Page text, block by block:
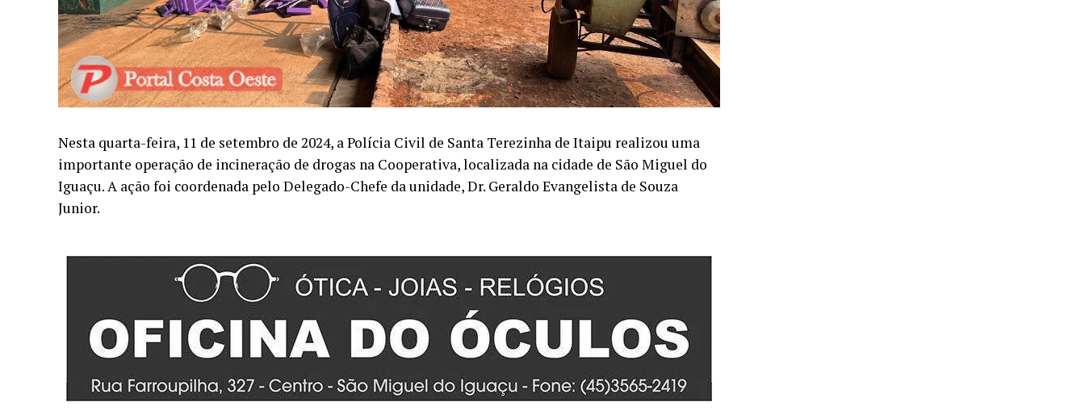
Nesta quarta-feira, 11 de setembro de 2024, a Polícia Civil de Santa Terezinha de Itaipu realizou uma
importante operação de incineração de drogas na Cooperativa, localizada na cidade de São Miguel do
Iguaçu. A ação foi coordenada pelo Delegado-Chefe da unidade, Dr. Geraldo Evangelista de Souza
Junior.